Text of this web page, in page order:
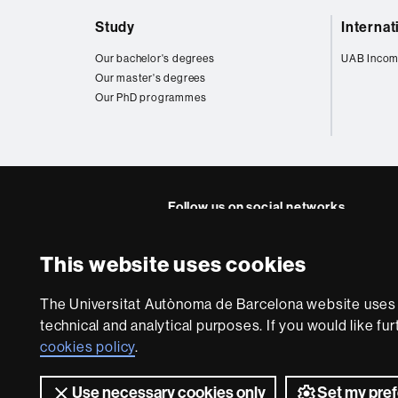
This website uses cookies
The Universitat Autònoma de Barcelona website
technical and analytical purposes. If you would like
cookies policy.
Use necessary cookies only Set my
Study
Our bachelor's degrees
Our master's degrees
Our PhD programmes
UAB
Follow us on social networks
TwitterYouTube
Faculty
of
Law
About
this
website